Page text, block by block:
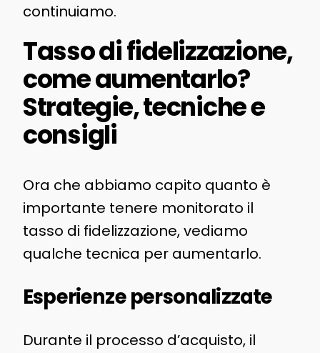
continuiamo.
Tasso di fidelizzazione,
come aumentarlo?
Strategie, tecniche e
consigli
Ora che abbiamo capito quanto è
importante tenere monitorato il
tasso di fidelizzazione, vediamo
qualche tecnica per aumentarlo.
Esperienze personalizzate
Durante il processo d’acquisto, il